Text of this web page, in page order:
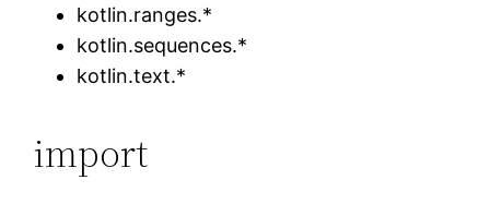
kotlin.ranges.*
kotlin.sequences.*
kotlin.text.*
import